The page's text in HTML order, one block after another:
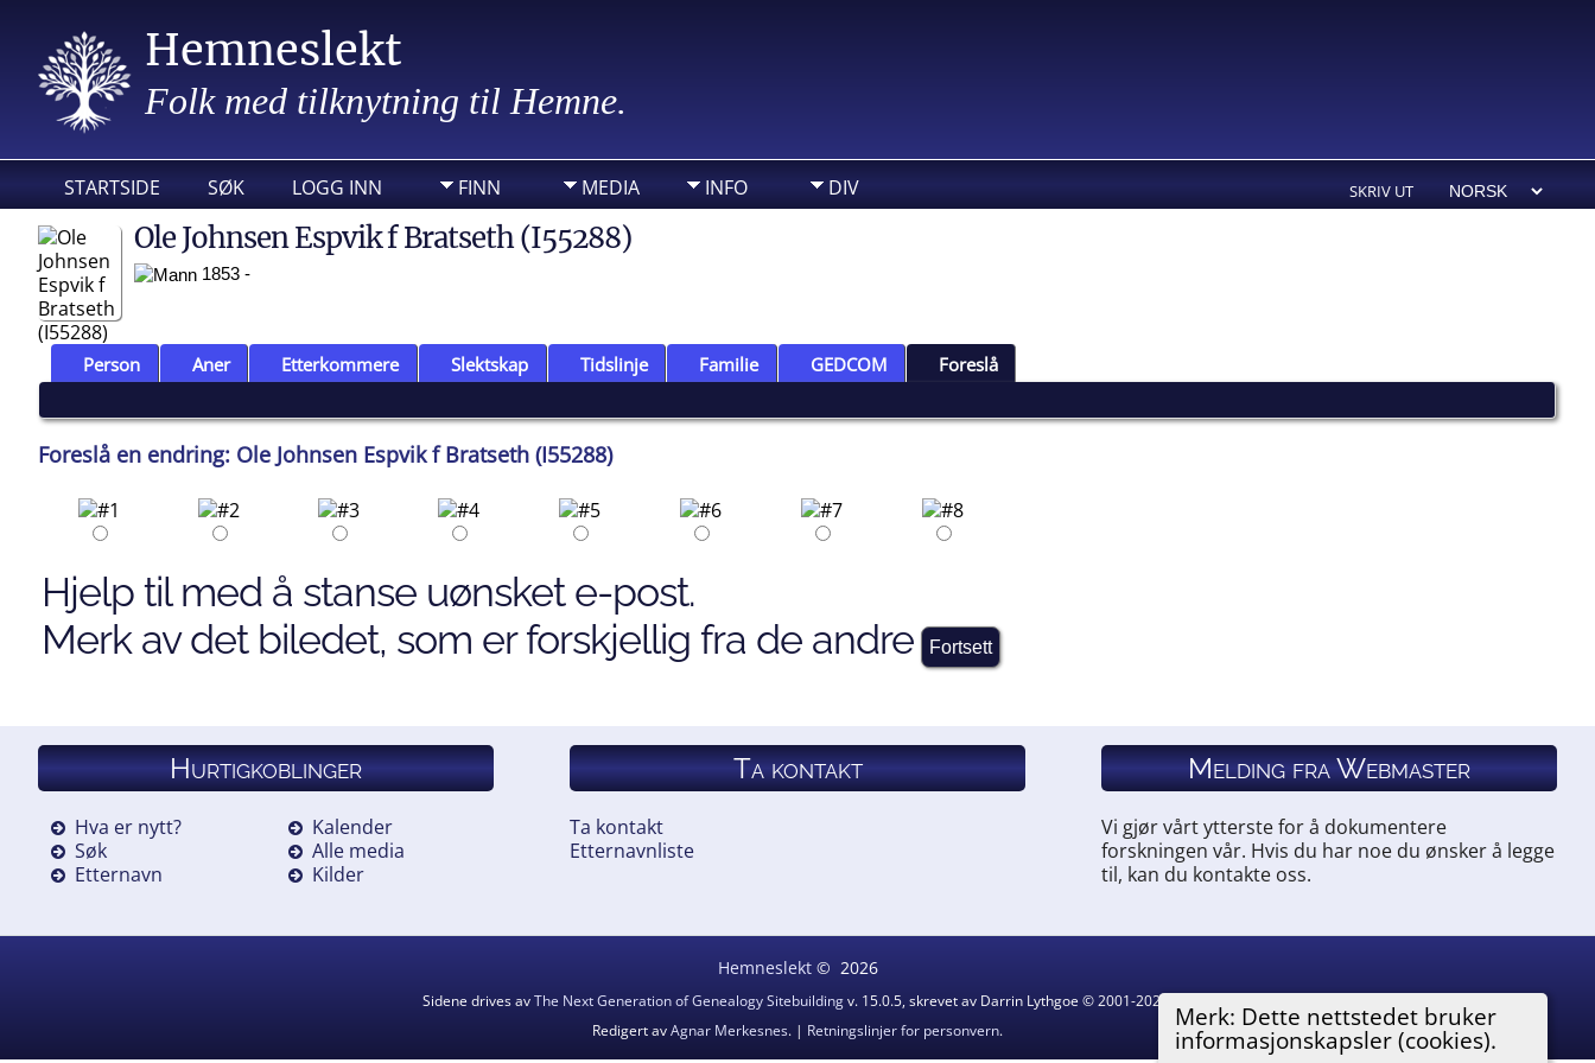
Hemneslekt
Folk med tilknytning til Hemne.
STARTSIDE SØK LOGG INN FINN MEDIA INFO DIV SKRIV UT
Merk: Dette nettstedet bruker
informasjonskapsler (cookies).
Ole Johnsen Espvik f Bratseth (I55288)
1853 -
Person Aner Etterkommere Slektskap Tidslinje Familie GEDCOM Foreslå
Foreslå en endring: Ole Johnsen Espvik f Bratseth (I55288)
Hjelp til med å stanse uønsket e-post.
Merk av det biledet, som er forskjellig fra de andre
Hurtigkoblinger
Hva er nytt?
Søk
Etternavn
Kalender
Alle media
Kilder
Ta kontakt
Ta kontakt
Etternavnliste
Melding fra Webmaster
Vi gjør vårt ytterste for å dokumentere
forskningen vår. Hvis du har noe du ønsker å legge
til, kan du kontakte oss.
Hemneslekt© 2026
Sidene drives avThe Next Generation of Genealogy Sitebuildingv. 15.0.5, skrevet av Darrin Lythgoe © 2001-2026.
Redigert avAgnar Merkesnes. | Retningslinjer for personvern.